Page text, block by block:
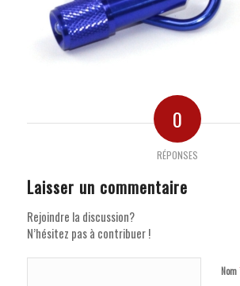
0
RÉPONSES
Laisser un commentaire
Rejoindre la discussion?
N’hésitez pas à contribuer !
Nom